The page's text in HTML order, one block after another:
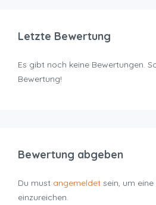
Letzte Bewertung
Es gibt noch keine Bewertungen.
Bewertung!
Bewertung abgeben
Du must angemeldet sein, um
einzureichen.